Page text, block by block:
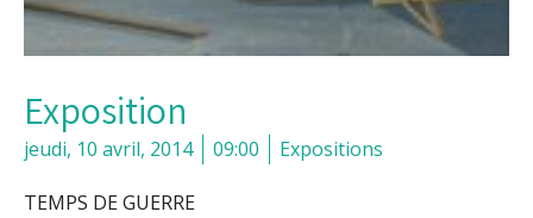
Exposition
jeudi, 10 avril, 2014 09:00 Expositions
TEMPS DE GUERRE